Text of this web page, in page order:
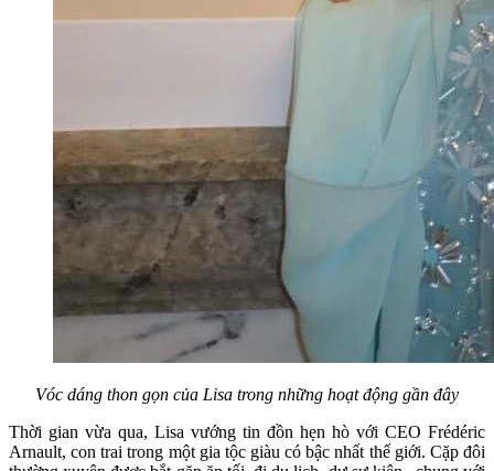
Vóc dáng thon gọn của Lisa trong những hoạt động gần đây
Thời gian vừa qua, Lisa vướng tin đồn hẹn hò với CEO Frédéric
Arnault, con trai trong một gia tộc giàu có bậc nhất thế giới. Cặp đôi